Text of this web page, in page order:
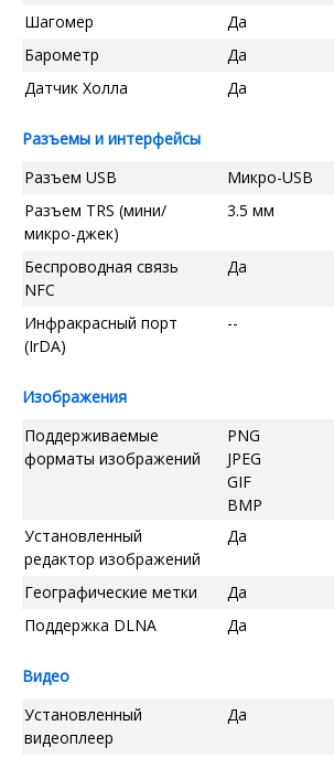
Шагомер
Да
Барометр
Да
Датчик Холла
Да
Разъемы и интерфейсы
Разъем USB
Микро-USB
Разъем TRS (мини/
микро-джек)
3.5 мм
Беспроводная связь
NFC
Да
Инфракрасный порт
(IrDA)
--
Изображения
Поддерживаемые
форматы изображений
PNG
JPEG
GIF
BMP
Установленный
редактор изображений
Да
Географические метки Да
Поддержка DLNA
Да
Видео
Установленный
видеоплеер
Да